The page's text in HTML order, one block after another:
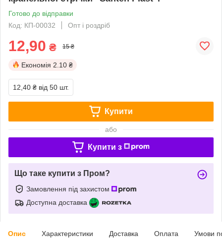
Готово до відправки
Код: КП-00032
Опт і роздріб
12,90 ₴ 15 ₴
Економія 2.10 ₴
12,40 ₴ від 50 шт.
Купити
або
Купити з
Що таке купити з Пром?
Замовлення під захистом
Доступна доставка
Опис Характеристики Доставка Оплата Умови